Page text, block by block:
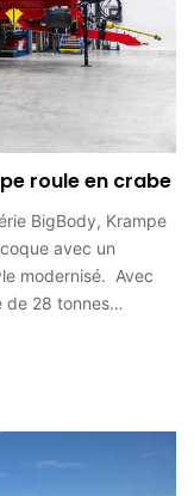
roule en crabe
BigBody, Krampe
avec un
modernisé. Avec
de 28 tonnes…